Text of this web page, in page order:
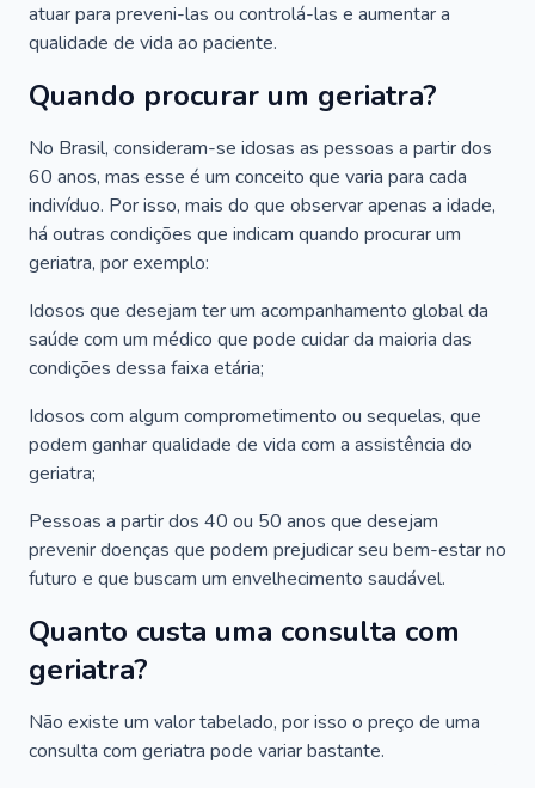
atuar para preveni-las ou controlá-las e aumentar a
qualidade de vida ao paciente.
Quando procurar um geriatra?
No Brasil, consideram-se idosas as pessoas a partir dos
60 anos, mas esse é um conceito que varia para cada
indivíduo. Por isso, mais do que observar apenas a idade,
há outras condições que indicam quando procurar um
geriatra, por exemplo:
Idosos que desejam ter um acompanhamento global da
saúde com um médico que pode cuidar da maioria das
condições dessa faixa etária;
Idosos com algum comprometimento ou sequelas, que
podem ganhar qualidade de vida com a assistência do
geriatra;
Pessoas a partir dos 40 ou 50 anos que desejam
prevenir doenças que podem prejudicar seu bem-estar no
futuro e que buscam um envelhecimento saudável.
Quanto custa uma consulta com
geriatra?
Não existe um valor tabelado, por isso o preço de uma
consulta com geriatra pode variar bastante.